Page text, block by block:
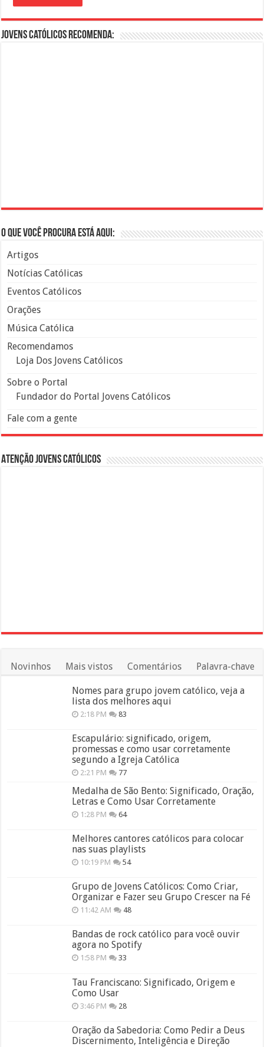
Jovens Católicos Recomenda:
O que você procura está aqui:
Artigos
Notícias Católicas
Eventos Católicos
Orações
Música Católica
Recomendamos
Loja Dos Jovens Católicos
Sobre o Portal
Fundador do Portal Jovens Católicos
Fale com a gente
Atenção Jovens Católicos
Novinhos Mais vistos Comentários Palavra-chave
Nomes para grupo jovem católico, veja a
lista dos melhores aqui
2:18 PM 83
Escapulário: significado, origem,
promessas e como usar corretamente
segundo a Igreja Católica
2:21 PM 77
Medalha de São Bento: Significado, Oração,
Letras e Como Usar Corretamente
1:28 PM 64
Melhores cantores católicos para colocar
nas suas playlists
10:19 PM 54
Grupo de Jovens Católicos: Como Criar,
Organizar e Fazer seu Grupo Crescer na Fé
11:42 AM 48
Bandas de rock católico para você ouvir
agora no Spotify
1:58 PM 33
Tau Franciscano: Significado, Origem e
Como Usar
3:46 PM 28
Oração da Sabedoria: Como Pedir a Deus
Discernimento, Inteligência e Direção